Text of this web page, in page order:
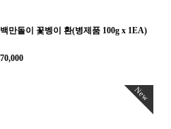
백만돌이 꽃벵이 환(병제품 100g x 1EA)
70,000
New